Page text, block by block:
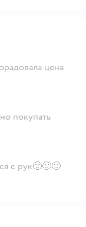
цена
покупать
с рук🙁🙁🙁